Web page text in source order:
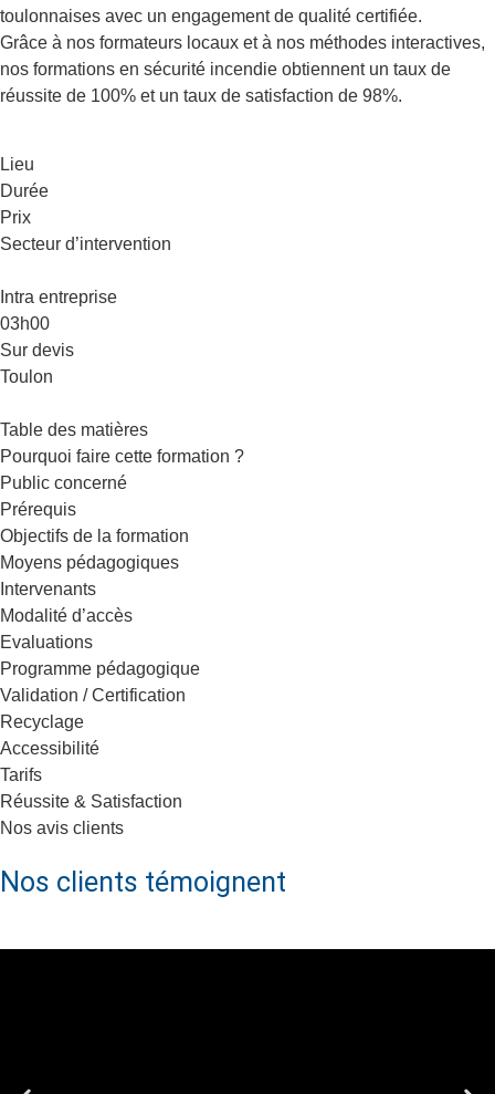
toulonnaises avec un engagement de qualité certifiée.
Grâce à nos formateurs locaux et à nos méthodes interactives,
nos formations en sécurité incendie obtiennent un taux de
réussite de 100% et un taux de satisfaction de 98%.
Lieu
Durée
Prix
Secteur d’intervention
Intra entreprise
03h00
Sur devis
Toulon
Table des matières
Pourquoi faire cette formation ?
Public concerné
Prérequis
Objectifs de la formation
Moyens pédagogiques
Intervenants
Modalité d’accès
Evaluations
Programme pédagogique
Validation / Certification
Recyclage
Accessibilité
Tarifs
Réussite & Satisfaction
Nos avis clients
Nos clients témoignent